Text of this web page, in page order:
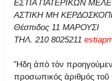
ΕΣΤΙΑ ΠΑΤΕΡΙΚΩΝ
ΑΣΤΙΚΗ ΜΗ
Θέσπιδος 11 ΜΑΡΟΥΣΙ
ΤΗΛ. 210 8025211
Ἤδη ἀπὸ τὸν
προσωπικός ἀριθμός τοῦ